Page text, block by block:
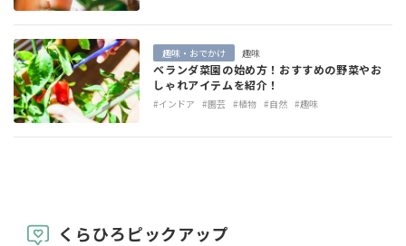
趣味・おでかけ 趣味
ベランダ菜園の始め方！おすすめの野菜やお
しゃれアイテムを紹介！
#インドア #園芸 #植物 #自然 #趣味
くらひろピックアップ